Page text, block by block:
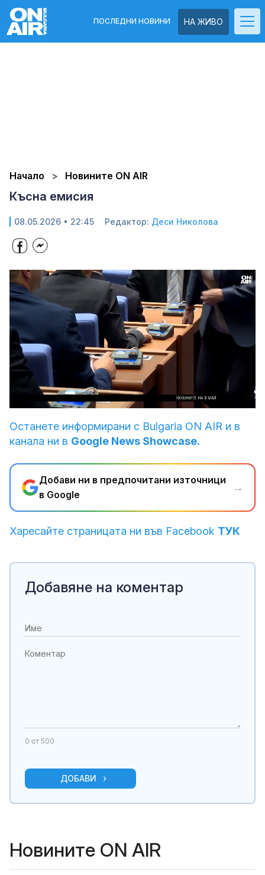
НА ЖИВО
ПОСЛЕДНИ НОВИНИ
Начало Новините ON AIR
Късна емисия
08.05.2026 • 22:45 Редактор: Деси Николова
Unmute Loaded:
5.92%
Останете информирани с Bulgaria ON AIR и в
канала ни в Google News Showcase.
Добави ни в предпочитани източници
в Google
→
Харесайте страницата ни във Facebook ТУК
Добавяне на коментар
0 от 500
ДОБАВИ
Новините ON AIR